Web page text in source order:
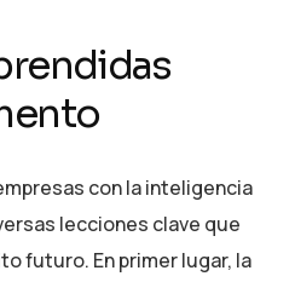
con la inteligencia
lecciones clave que
futuro. En primer lugar, la